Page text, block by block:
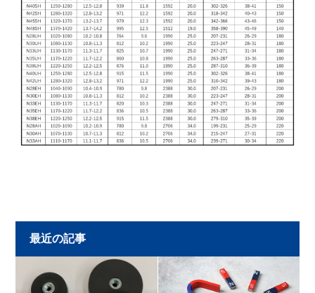
最近の記事